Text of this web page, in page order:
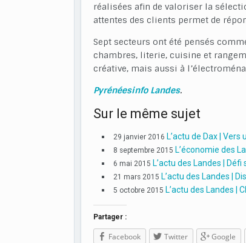
réalisées afin de valoriser la
attentes des clients permet de
Sept secteurs ont été pensés
chambres, literie, cuisine et
créative, mais aussi à
Pyrénéesinfo Landes.
Sur le même sujet
29 janvier 2016 L’actu de Dax |
8 septembre 2015 L’économie des
6 mai 2015 L’actu des Landes |
21 mars 2015 L’actu des Landes |
5 octobre 2015 L’actu des Landes |
Partager :
Facebook Twitter Google